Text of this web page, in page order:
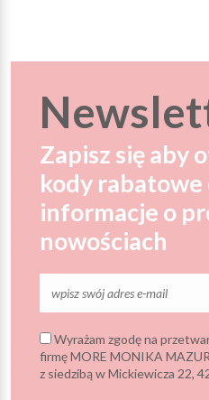
Zapisz się aby
kody rabatowe
informacje o
nowościach
Wyrażam zgodę na
firmę MORE MONIKA MAZUR
z siedzibą w Mickiewicza 22,